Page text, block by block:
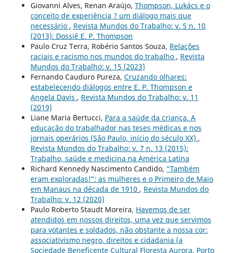
Giovanni Alves, Renan Araújo, Thompson, Lukács e o
conceito de experiência ? um diálogo mais que
necessário , Revista Mundos do Trabalho: v. 5 n. 10
(2013): Dossiê E. P. Thompson
Paulo Cruz Terra, Robério Santos Souza, Relações
raciais e racismo nos mundos do trabalho , Revista
Mundos do Trabalho: v. 15 (2023)
Fernando Cauduro Pureza, Cruzando olhares:
estabelecendo diálogos entre E. P. Thompson e
Angela Davis , Revista Mundos do Trabalho: v. 11
(2019)
Liane Maria Bertucci, Para a saúde da criança. A
educação do trabalhador nas teses médicas e nos
jornais operários (São Paulo, início do século XX) ,
Revista Mundos do Trabalho: v. 7 n. 13 (2015):
Trabalho, saúde e medicina na América Latina
Richard Kennedy Nascimento Candido, “Também
eram exploradas!”: as mulheres e o Primeiro de Maio
em Manaus na década de 1910 , Revista Mundos do
Trabalho: v. 12 (2020)
Paulo Roberto Staudt Moreira, Havemos de ser
atendidos em nossos direitos, uma vez que servimos
para votantes e soldados, não obstante a nossa cor:
associativismo negro, direitos e cidadania (a
Sociedade Beneficente Cultural Floresta Aurora, Porto